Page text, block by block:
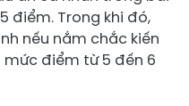
điểm. Trong khi đó,
nếu nắm chắc kiến
điểm từ 5 đến 6